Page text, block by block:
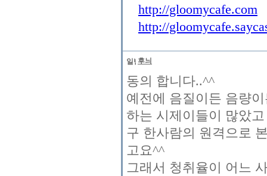
http://gloomycafe.com
http://
후늬
동의 합니다..^^
예전에 음질이든 음량
하는 시제이들이 많았
구 한사람의 원격으로
고요^^
그래서 청취율이 어느